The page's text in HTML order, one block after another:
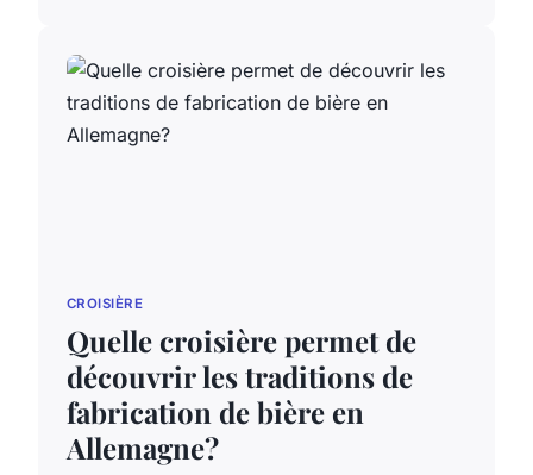
CROISIÈRE
Quelle croisière permet de
découvrir les traditions de
fabrication de bière en
Allemagne?